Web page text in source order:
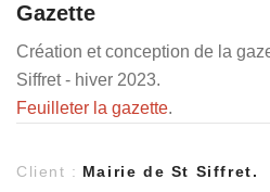
Gazette
Création et conception de la
Siffret - hiver 2023.
Feuilleter la gazette.
Client : Mairie de St Siffret.